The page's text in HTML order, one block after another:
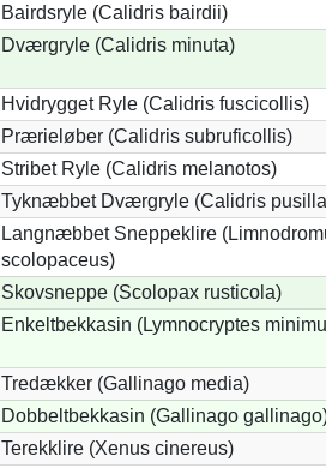
Bairdsryle (Calidris bairdii)
Dværgryle (Calidris minuta)
Hvidrygget Ryle (Calidris fuscicollis)
Prærieløber (Calidris subruficollis)
Stribet Ryle (Calidris melanotos)
Tyknæbbet Dværgryle (Calidris
Langnæbbet Sneppeklire
scolopaceus)
Skovsneppe (Scolopax rusticola)
Enkeltbekkasin (Lymnocryptes
Tredækker (Gallinago media)
Dobbeltbekkasin (Gallinago
Terekklire (Xenus cinereus)